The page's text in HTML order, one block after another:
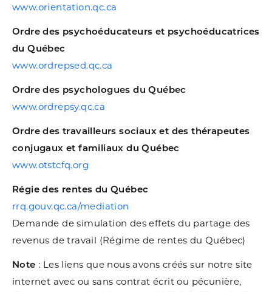
www.orientation.qc.ca
Ordre des psychoéducateurs et psychoéducatrices
du Québec
www.ordrepsed.qc.ca
Ordre des psychologues du Québec
www.ordrepsy.qc.ca
Ordre des travailleurs sociaux et des thérapeutes
conjugaux et familiaux du Québec
www.otstcfq.org
Régie des rentes du Québec
rrq.gouv.qc.ca/mediation
Demande de simulation des effets du partage des
revenus de travail (Régime de rentes du Québec)
Note : Les liens que nous avons créés sur notre site
internet avec ou sans contrat écrit ou pécunière,